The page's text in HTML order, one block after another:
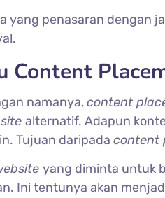
yang penasaran dengan
Content
namanya,content
alternatif. Adapun
Tujuan daripada content
yang diminta untuk
Ini tentunya akan